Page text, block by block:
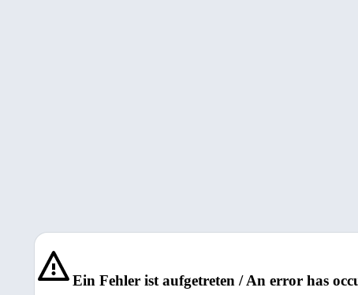
Ein Fehler ist aufgetreten / An error has